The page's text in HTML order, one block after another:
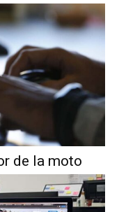
de la moto